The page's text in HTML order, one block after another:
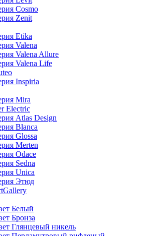
Cosmo
Zenit
Etika
Valena
Valena Allure
Valena Life
Inspiria
Mira
Electric
Atlas Design
Blanca
Glossa
Merten
Odace
Sedna
Unica
Этюд
Белый
Бронза
Глянцевый никель